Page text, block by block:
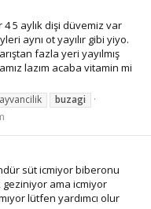
5 aylık dişi düvemiz var
aynı ot yayılır gibi yiyo.
fazla yeri yayılmış
lazım acaba vitamin mi
buzagi
süt icmiyor biberonu
geziniyor ama icmiyor
lütfen yardımcı olur